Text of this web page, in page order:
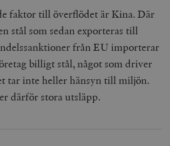
faktor till överflödet är Kina. Där
stål som sedan exporteras till
från EU importerar
billigt stål, något som driver
tar inte heller hänsyn till miljön.
därför stora utsläpp.